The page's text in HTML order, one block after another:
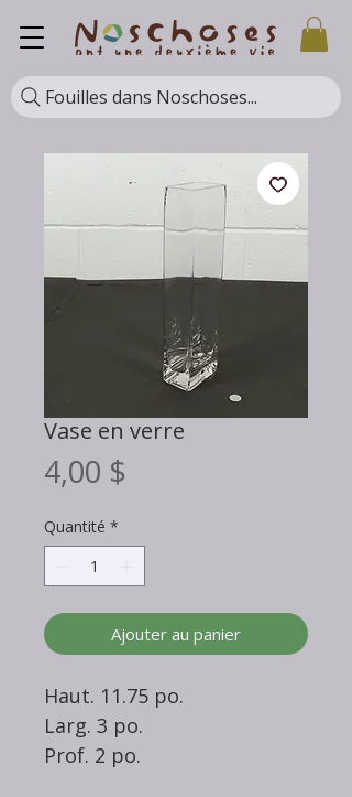
Fouilles dans Noschoses...
Vase en verre
4,00 $
Quantité *
Ajouter au panier
Haut. 11.75 po.
Larg. 3 po.
Prof. 2 po.